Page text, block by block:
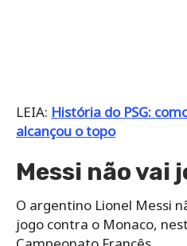
LEIA: História do PSG:
alcançou o topo
Messi não vai
O argentino Lionel Messi
jogo contra o Monaco,